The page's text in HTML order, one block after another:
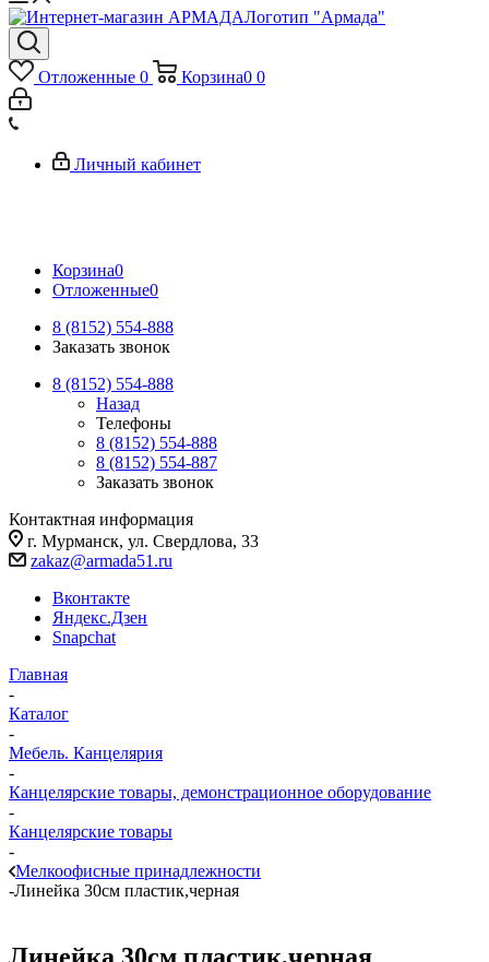
Логотип "Армада"
Отложенные 0 Корзина0 0
Личный кабинет
Корзина0
Отложенные0
8 (8152) 554-888
Заказать звонок
8 (8152) 554-888
Назад
Телефоны
8 (8152) 554-888
8 (8152) 554-887
Заказать звонок
Контактная информация
г. Мурманск, ул. Свердлова, 33
zakaz@armada51.ru
Вконтакте
Яндекс.Дзен
Snapchat
Главная
-
Каталог
-
Мебель. Канцелярия
-
Канцелярские товары, демонстрационное оборудование
-
Канцелярские товары
-
Мелкоофисные принадлежности
-Линейка 30см пластик,черная